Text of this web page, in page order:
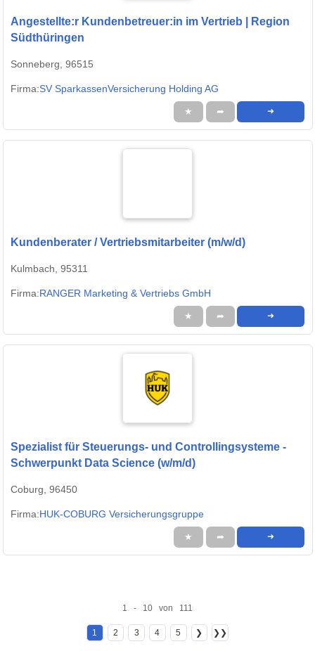
Angestellte:r Kundenbetreuer:in im Vertrieb | Region
Südthüringen
Sonneberg, 96515
Firma:SV SparkassenVersicherung Holding AG
★ ➦ ➜
Kundenberater / Vertriebsmitarbeiter (m/w/d)
Kulmbach, 95311
Firma:RANGER Marketing & Vertriebs GmbH
★ ➦ ➜
Spezialist für Steuerungs- und Controllingsysteme -
Schwerpunkt Data Science (w/m/d)
Coburg, 96450
Firma:HUK-COBURG Versicherungsgruppe
★ ➦ ➜
1 - 10 von 111
1 2 3 4 5 ❯ ❯❯